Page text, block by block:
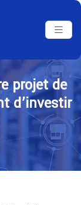
projet de
d’investir